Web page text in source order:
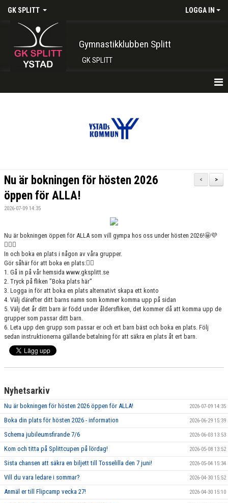
GK SPLITT LOGGA IN
Gymnastikklubben Splitt
GK SPLITT
INTRESSEANMÄLAN
GRUPPER OCH TIDER
STÖDMEDLEM
SPONSRING
FRÅGOR & SVAR
FUNKTIONÄRER
FRITIDSKORTET
>
<
Nu är bokningen för hösten 2026
öppen för ALLA!
2026-07-09 14:35
Nu är bokningen öppen för ALLA som vill gympa hos oss under hösten 2026!🤩💜
🤸🏽‍♀️
In och boka en plats i någon av våra grupper.
Gör såhär för att boka en plats:👇🏼
1. Gå in på vår hemsida www.gksplitt.se
2. Tryck på fliken ”Boka plats här”
3. Logga in för att boka en plats alternativt skapa ett konto
4. Välj därefter ditt barns namn som kommer komma upp på sidan
5. Välj det år ditt barn är född under åldersfliken, det kommer då att komma upp de
grupper som passar ditt barn.
6. Leta upp den grupp som passar er och ert barn bäst och boka en plats. Följ
sedan instruktionerna gällande betalning för att säkra en plats åt ert barn.
Nyhetsarkiv
Nu är bokningen för hösten 2026 öppen för ALLA! 2026-07-09 14:35
Boka din plats för hösten 2026 - information 2026-06-29 15:39
Schema jubileumsfirande 7/6 2026-06-03 13:53
Kom och titta på Splittcupen på lördag! 2026-05-08 13:52
Sista chansen att säkra en biljett till Tosselilla den 7 juni! 2026-05-04 15:34
Vill du vara ledare i sommar? 2026-04-30 15:52
Anmäl er till Flipcamp vecka 27! 2026-04-30 15:10